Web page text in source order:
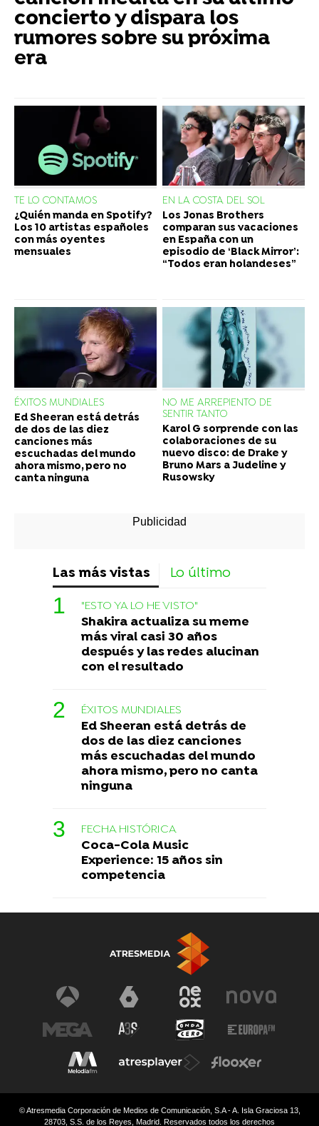
concierto y dispara los
rumores sobre su próxima
era
TE LO CONTAMOS
¿Quién manda en Spotify?
Los 10 artistas españoles
con más oyentes
mensuales
EN LA COSTA DEL SOL
Los Jonas Brothers
comparan sus vacaciones
en España con un
episodio de ‘Black Mirror’:
“Todos eran holandeses”
ÉXITOS MUNDIALES
Ed Sheeran está detrás
de dos de las diez
canciones más
escuchadas del mundo
ahora mismo, pero no
canta ninguna
NO ME ARREPIENTO DE
SENTIR TANTO
Karol G sorprende con las
colaboraciones de su
nuevo disco: de Drake y
Bruno Mars a Judeline y
Rusowsky
Las más vistas Lo último
"ESTO YA LO HE VISTO"
Shakira actualiza su meme
más viral casi 30 años
después y las redes alucinan
con el resultado
ÉXITOS MUNDIALES
Ed Sheeran está detrás de
dos de las diez canciones
más escuchadas del mundo
ahora mismo, pero no canta
ninguna
FECHA HISTÓRICA
Coca-Cola Music
Experience: 15 años sin
competencia
© Atresmedia Corporación de Medios de Comunicación, S.A - A. Isla Graciosa 13,
28703, S.S. de los Reyes, Madrid. Reservados todos los derechos